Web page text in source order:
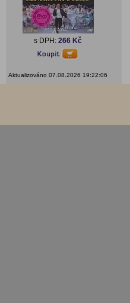
s DPH: 266 Kč
Aktualizováno 07.08.2026 19:22:06